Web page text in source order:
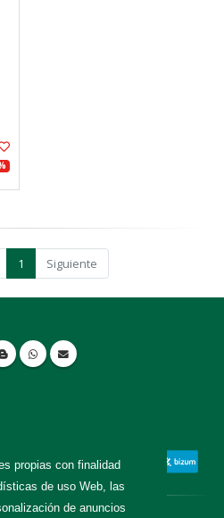
propias con finalidad
de uso Web, las
de anuncios
1 Siguiente